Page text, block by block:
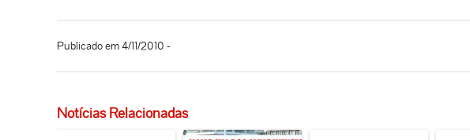
Publicado em 4/11/2010 -
Notícias Relacionadas